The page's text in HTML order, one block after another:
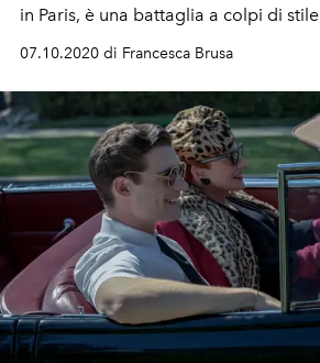
in Paris, è una battaglia a colpi di stile
07.10.2020 di Francesca Brusa